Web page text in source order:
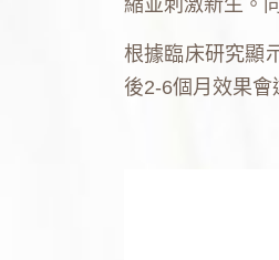
縮並刺激新生。
根據臨床研究顯
後2-6個月效果會